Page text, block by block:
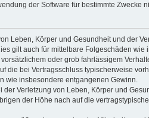
der Software für bestimmte Zwecke
Leben, Körper und Gesundheit und der
gilt auch für mittelbare Folgeschäden wie
oder grob fahrlässigem
die bei Vertragsschluss typischerweise
wie insbesondere entgangenen Gewinn.
Verletzung von Leben, Körper und
der Höhe nach auf die